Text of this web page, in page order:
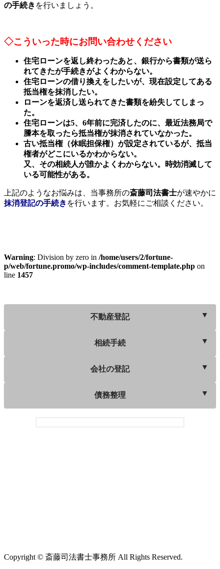
の手続き を行いましょう。
◇こういった時にお問い合わせください
住宅ローンを返し終わったあと、銀行から書類が送ら
れてきたが手続きがよくわからない。
住宅ローンの借り換えをしたいが、現在設定してある
抵当権を抹消したい。
ローンを返済し送られてきた書類を紛失してしまっ
た。
住宅ローンは5、6年前に完済したのに、最近法務局で
謄本を取ったら抵当権が抹消されていなかった。
古い抵当権（休眠担保権）が設定されているが、抵当
権者がどこにいるかわからない。
又、その相続人が誰かよくわからない。時効消滅して
いる可能性がある。
上記のようなお悩みは、当事務所の斎藤司法書士が速やかに
抹消登記の手続き を行います。お気軽にご相談ください。
Warning: Division by zero in /home/users/2/fortune-
p/web/fortune.promo/wp-includes/comment-template.php on
line 1457
不動産登記
相続手続
会社の登記
債務整理
Copyright © 斎藤司法書士事務所 All Rights Reserved.